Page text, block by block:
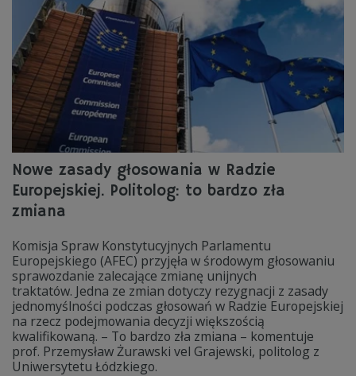
Nowe zasady głosowania w Radzie
Europejskiej. Politolog: to bardzo zła
zmiana
Komisja Spraw Konstytucyjnych Parlamentu
Europejskiego (AFEC) przyjęła w środowym głosowaniu
sprawozdanie zalecające zmianę unijnych
traktatów. Jedna ze zmian dotyczy rezygnacji z zasady
jednomyślności podczas głosowań w Radzie Europejskiej
na rzecz podejmowania decyzji większością
kwalifikowaną. – To bardzo zła zmiana – komentuje
prof. Przemysław Żurawski vel Grajewski, politolog z
Uniwersytetu Łódzkiego.